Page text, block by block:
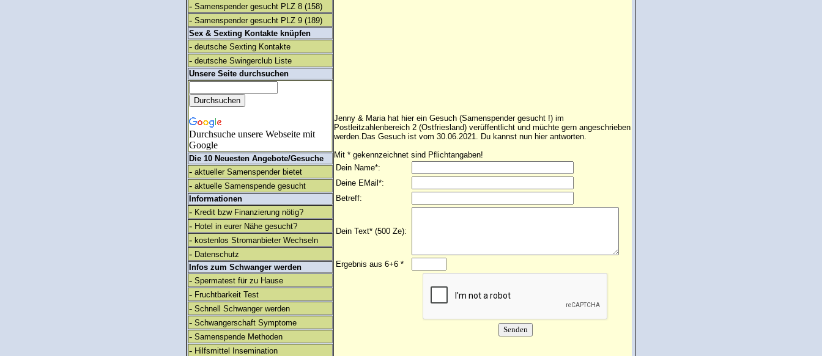
- Samenspender gesucht PLZ 8 (158)
- Samenspender gesucht PLZ 9 (189)
Sex & Sexting Kontakte knüpfen
- deutsche Sexting Kontakte
- deutsche Swingerclub Liste
Unsere Seite durchsuchen
Durchsuche unsere Webseite mit
Google
Die 10 Neuesten Angebote/Gesuche
- aktueller Samenspender bietet
- aktuelle Samenspende gesucht
Informationen
- Kredit bzw Finanzierung nötig?
- Hotel in eurer Nähe gesucht?
- kostenlos Stromanbieter Wechseln
- Datenschutz
Infos zum Schwanger werden
- Spermatest für zu Hause
- Fruchtbarkeit Test
- Schnell Schwanger werden
- Schwangerschaft Symptome
- Samenspende Methoden
- Hilfsmittel Insemination
Jenny & Maria hat hier ein Gesuch (Samenspender gesucht !) im
Postleitzahlenbereich 2 (Ostfriesland) verüffentlicht und müchte gern angeschrieben
werden.Das Gesuch ist vom 30.06.2021. Du kannst nun hier antworten.
Mit * gekennzeichnet sind Pflichtangaben!
Dein Name*:
Deine EMail*:
Betreff:
Dein Text* (500 Ze):
Ergebnis aus 6+6 *